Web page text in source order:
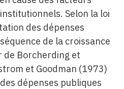
Selon la loi
des dépenses
de la croissance
de Borcherding et
et Goodman (1973)
dépenses publiques